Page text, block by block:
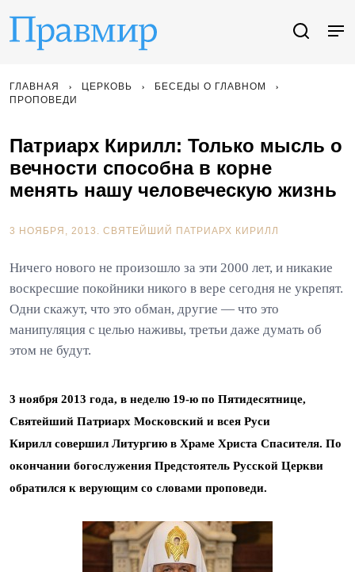
ГЛАВНАЯ ЦЕРКОВЬ
БЕСЕДЫ О ГЛАВНОМ
ПРОПОВЕДИ
Патриарх Кирилл: Только мысль о
вечности способна в корне
менять нашу человеческую жизнь
3 НОЯБРЯ, 2013. СВЯТЕЙШИЙ ПАТРИАРХ КИРИЛЛ
Ничего нового не произошло за эти 2000 лет, и никакие
воскресшие покойники никого в вере сегодня не укрепят.
Одни скажут, что это обман, другие — что это
манипуляция с целью наживы, третьи даже думать об
этом не будут.
3 ноября 2013 года, в неделю 19-ю по Пятидесятнице,
Святейший Патриарх Московский и всея Руси
Кирилл совершил Литургию в Храме Христа Спасителя. По
окончании богослужения Предстоятель Русской Церкви
обратился к верующим со словами проповеди.